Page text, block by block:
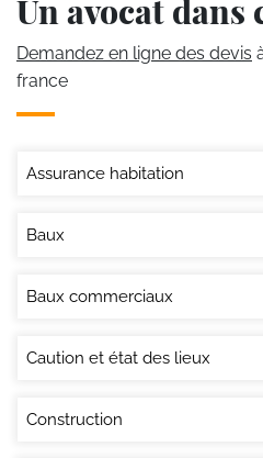
Un avocat dans
Demandez en ligne des devis
france
Assurance habitation
Baux
Baux commerciaux
Caution et état des lieux
Construction